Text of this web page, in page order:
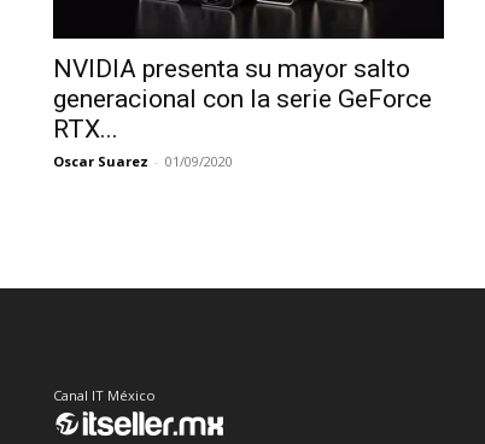
NVIDIA presenta su mayor salto
generacional con la serie GeForce
RTX...
Oscar Suarez - 01/09/2020
Canal IT México